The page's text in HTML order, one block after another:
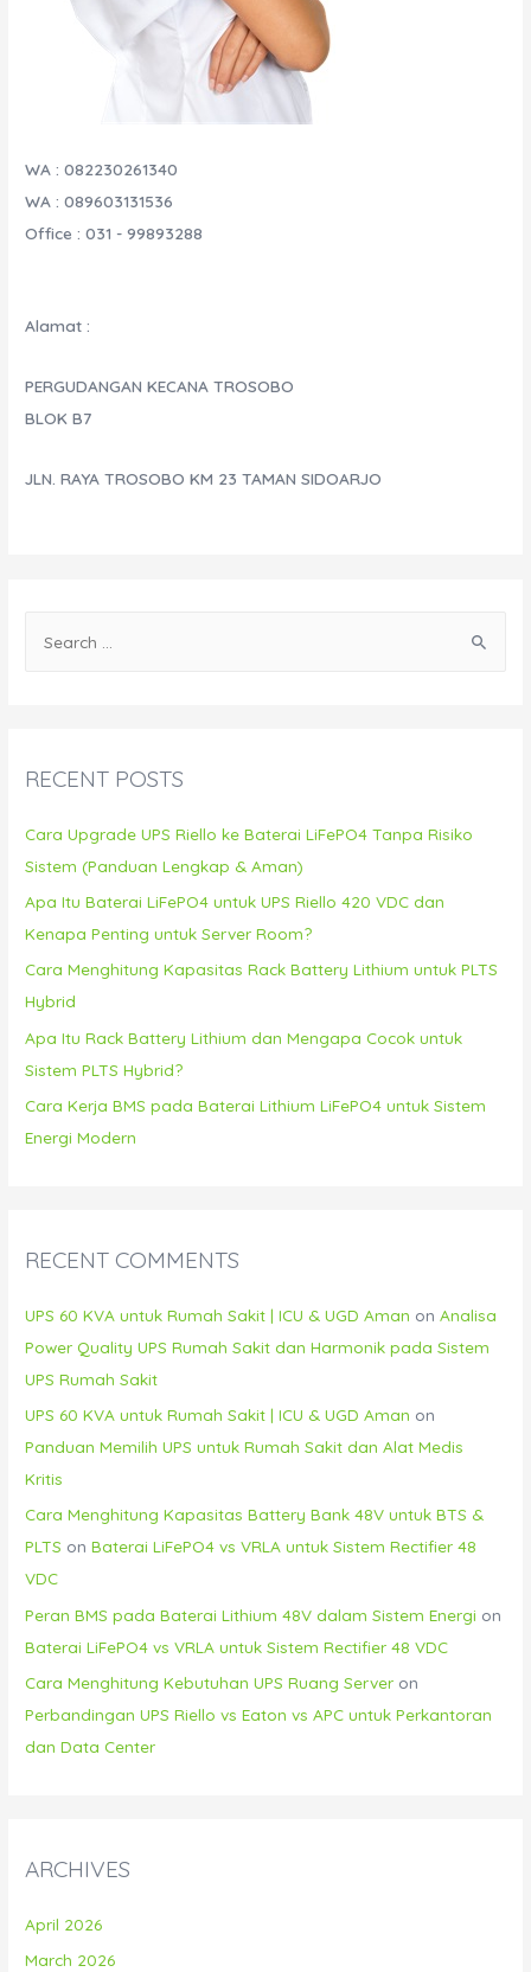
WA : 082230261340
WA : 089603131536
Office : 031 - 99893288
Alamat :
PERGUDANGAN KECANA TROSOBO
BLOK B7
JLN. RAYA TROSOBO KM 23 TAMAN SIDOARJO
h
:
RECENT POSTS
Cara Upgrade UPS Riello ke Baterai LiFePO4 Tanpa Risiko
Sistem (Panduan Lengkap & Aman)
Apa Itu Baterai LiFePO4 untuk UPS Riello 420 VDC dan
Kenapa Penting untuk Server Room?
Cara Menghitung Kapasitas Rack Battery Lithium untuk PLTS
Hybrid
Apa Itu Rack Battery Lithium dan Mengapa Cocok untuk
Sistem PLTS Hybrid?
Cara Kerja BMS pada Baterai Lithium LiFePO4 untuk Sistem
Energi Modern
RECENT COMMENTS
UPS 60 KVA untuk Rumah Sakit | ICU & UGD Aman onAnalisa
Power Quality UPS Rumah Sakit dan Harmonik pada Sistem
UPS Rumah Sakit
UPS 60 KVA untuk Rumah Sakit | ICU & UGD Aman on
Panduan Memilih UPS untuk Rumah Sakit dan Alat Medis
Kritis
Cara Menghitung Kapasitas Battery Bank 48V untuk BTS &
PLTS onBaterai LiFePO4 vs VRLA untuk Sistem Rectifier 48
VDC
Peran BMS pada Baterai Lithium 48V dalam Sistem Energi on
Baterai LiFePO4 vs VRLA untuk Sistem Rectifier 48 VDC
Cara Menghitung Kebutuhan UPS Ruang Server on
Perbandingan UPS Riello vs Eaton vs APC untuk Perkantoran
dan Data Center
ARCHIVES
April 2026
March 2026